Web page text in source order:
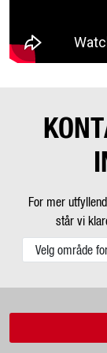
For mer
står vi